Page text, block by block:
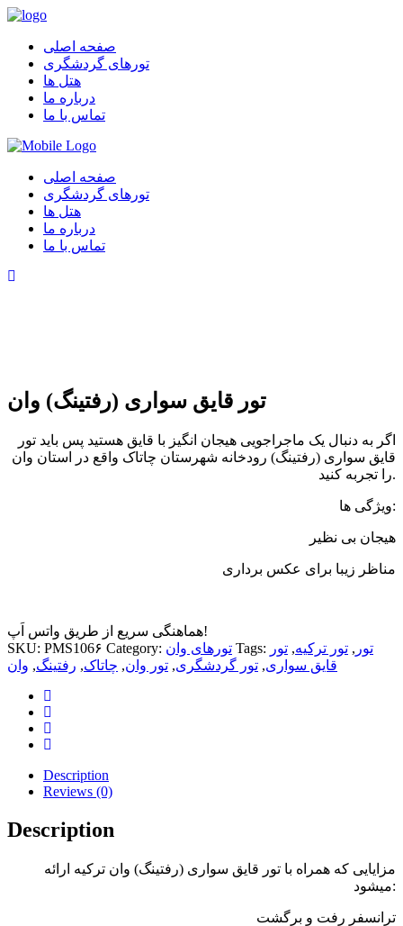
صفحه اصلی
تورهای گردشگری
هتل ها
درباره ما
تماس با ما
صفحه اصلی
تورهای گردشگری
هتل ها
درباره ما
تماس با ما
تور قایق سواری (رفتینگ) وان
اگر به دنبال یک ماجراجویی هیجان انگیز با قایق هستید پس باید تور
قایق سواری (رفتینگ) رودخانه شهرستان چاتاک واقع در استان وان
را تجربه کنید.
ویژگی ها:
هیجان بی نظیر
مناظر زیبا برای عکس برداری
هماهنگی سریع از طریق واتس اَپ!
SKU: PMS106۶ Category: تورهای وان Tags: تور , تور ترکیه, تور
قایق سواری, تور گردشگری, تور وان, چاتاک, رفتینگ, وان
Description
Reviews (0)
Description
مزایایی که همراه با تور قایق سواری (رفتینگ) وان ترکیه ارائه
میشود:
ترانسفر رفت و برگشت